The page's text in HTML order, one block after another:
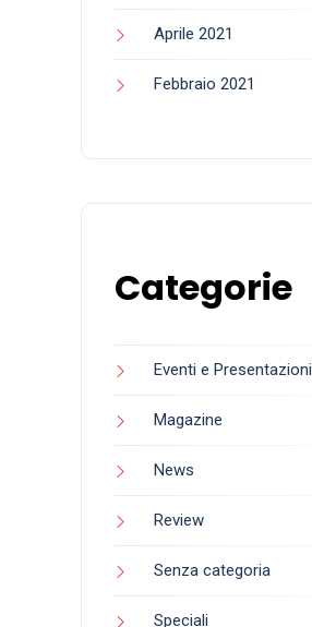
Aprile 2021
Febbraio 2021
Categorie
Eventi e Presentazioni
Magazine
News
Review
Senza categoria
Speciali